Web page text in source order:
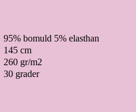
95% bomuld 5% elasthan
145 cm
260 gr/m2
30 grader